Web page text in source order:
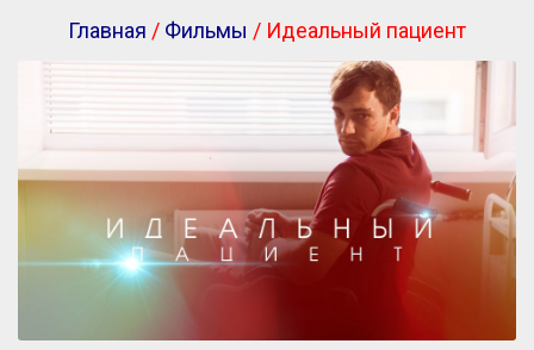
Главная / Фильмы / Идеальный пациент